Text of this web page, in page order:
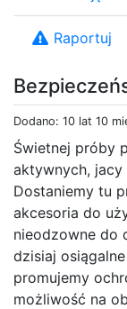
Dodano: 10 lat 10
Świetnej próby
aktywnych,
Dostaniemy tu
akcesoria do
nieodzowne do
dzisiaj
promujemy
możliwość na
Raportuj